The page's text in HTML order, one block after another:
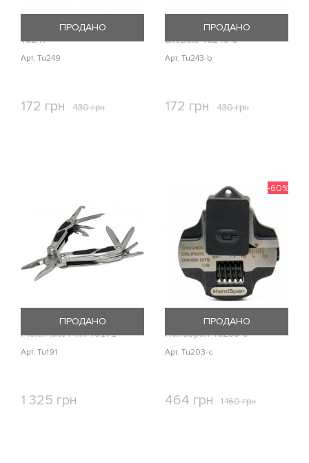
Брелок True Utility SciXors
Tu249
Арт. Tu249
ПРОДАНО
172 грн 430 грн
Брелок-фонарик True Utility
LiteBulb Tu243-b
Арт. Tu243-b
ПРОДАНО
172 грн 430 грн
Мультитул True Utility
MultiMate Mini Tu191
Арт. Tu191
ПРОДАНО
1 325 грн
Брелок True Utility
HandSpan Tu203-с
Арт. Tu203-с
-60%
ПРОДАНО
464 грн 1 160 грн